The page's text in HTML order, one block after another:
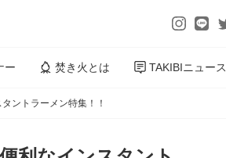
ー 焚き火とは TAKIBIニュース
ントラーメン特集！！